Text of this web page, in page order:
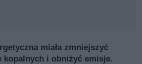
miała zmniejszyć
kopalnych i obniżyć emisje.